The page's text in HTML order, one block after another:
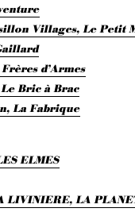
Villages, Le Petit
d’Armes
Bric à Brac
La Fabrique
ELMES
LIVINIERE, LA